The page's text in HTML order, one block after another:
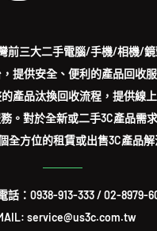
前三大二手電腦/手機/相機/
提供安全、便利的產品回收
產品汰換回收流程，提供線
。對於全新或二手3C產品需
全方位的租賃或出售3C產品解
話： 0938-913-333/02-8979-
service@us3c.com.tw